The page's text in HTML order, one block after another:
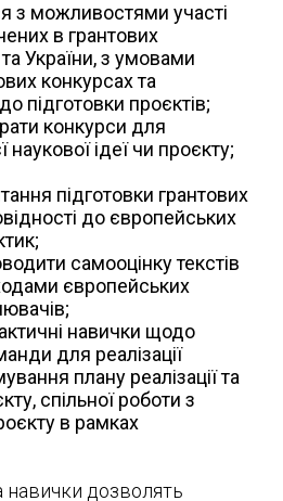
з можливостями участі
в грантових
України, з умовами
конкурсах та
підготовки проєктів;
конкурси для
наукової ідеї чи проєкту;
підготовки грантових
до європейських
самооцінку текстів
європейських
навички щодо
для реалізації
плану реалізації та
спільної роботи з
в рамках
навички дозволять